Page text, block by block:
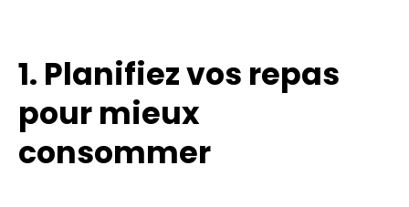
1. Planifiez vos repas
pour mieux
consommer